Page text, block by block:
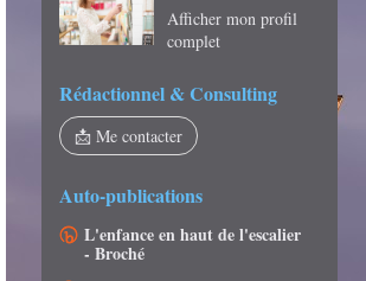
Afficher mon profil
complet
Rédactionnel & Consulting
📩 Me contacter
Auto-publications
L'enfance en haut de l'escalier
- Broché